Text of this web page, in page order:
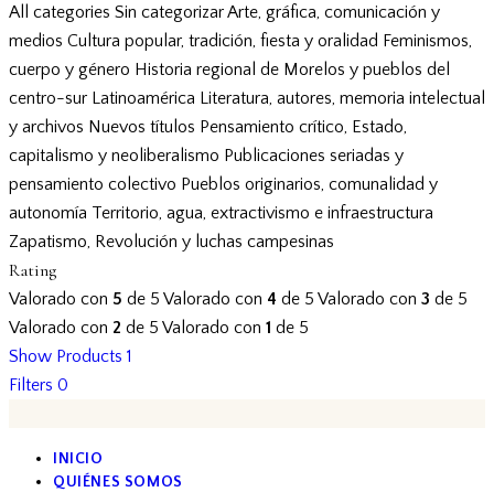
All categories Sin categorizarArte, gráfica, comunicación y
medios Cultura popular, tradición, fiesta y oralidad Feminismos,
cuerpo y género Historia regional de Morelos y pueblos del
centro-sur Latinoamérica Literatura, autores, memoria intelectual
y archivos Nuevos títulos Pensamiento crítico, Estado,
capitalismo y neoliberalismo Publicaciones seriadas y
pensamiento colectivo Pueblos originarios, comunalidad y
autonomía Territorio, agua, extractivismo e infraestructura
Zapatismo, Revolución y luchas campesinas
Rating
Valorado con 5 de 5 Valorado con 4 de 5 Valorado con 3 de 5
Valorado con 2 de 5 Valorado con 1 de 5
Show Products 1
Filters 0
INICIO
QUIÉNES SOMOS